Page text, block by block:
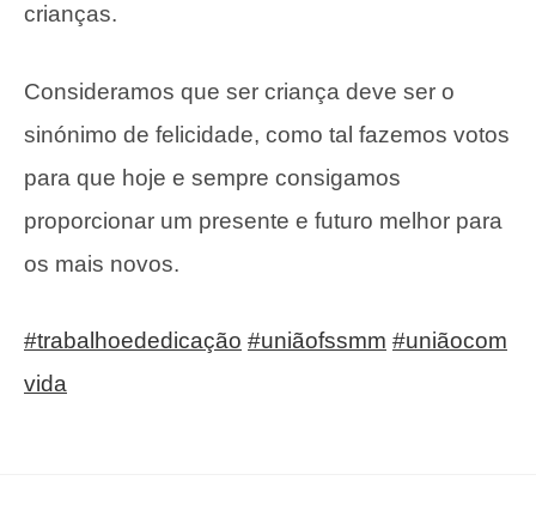
crianças.
Consideramos que ser criança deve ser o
sinónimo de felicidade, como tal fazemos votos
para que hoje e sempre consigamos
proporcionar um presente e futuro melhor para
os mais novos.
#trabalhoededicação #uniãofssmm #uniãocom
vida